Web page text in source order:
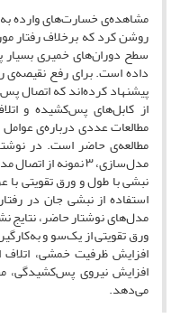
روشن کرد که برخلاف رفتار
سطح دوران‌های خمیری بسیار
داده است. برای رفع نقیصه‌ی
پیشنهاد کرده‌اند که اتصال
از کابل‌های پس‌کشیده و
مطالعات عددی درباره‌ی
مطالعه‌ی حاضر است. در
مدل‌سازی، ۳ نمونه
نبشی با طول و ورق تقویتی
استفاده از نبشی جان در
مدل‌های نوشتار حاضر،
ورق تقویتی از یک‌سو و
افزایش ظرفیت خمشی،
می‌دهد.